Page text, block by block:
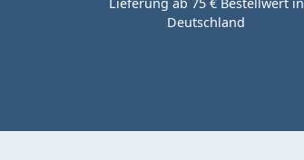
Deutschland